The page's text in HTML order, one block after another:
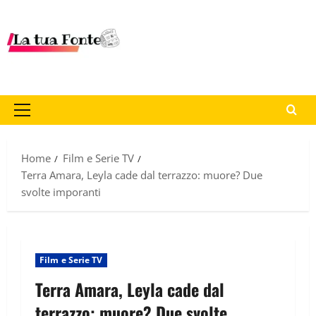
Home
Film e Serie TV
Terra Amara, Leyla cade dal terrazzo: muore? Due
svolte imporanti
Film e Serie TV
Terra Amara, Leyla cade dal